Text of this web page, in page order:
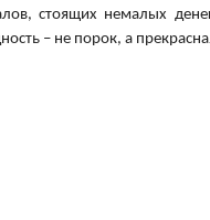
стоящих немалых
– не порок, а